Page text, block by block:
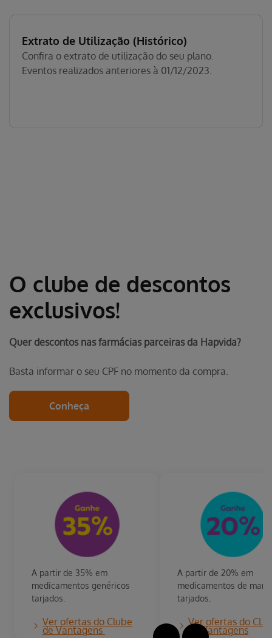
Extrato de Utilização (Histórico)
Confira o extrato de utilização do seu plano.
Eventos realizados anteriores à 01/12/2023.
O clube de descontos
exclusivos!
Quer descontos nas farmácias parceiras da Hapvida?
Basta informar o seu CPF no momento da compra.
Conheça
A partir de 35% em
medicamentos genéricos
tarjados.
Ver ofertas do Clube
de Vantagens
A partir de 20% em
medicamentos de
tarjados.
Ver ofertas do
de Vantagens